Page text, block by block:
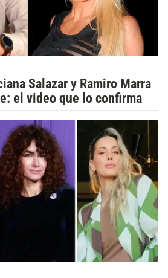
Salazar y Ramiro Marra
el video que lo confirma